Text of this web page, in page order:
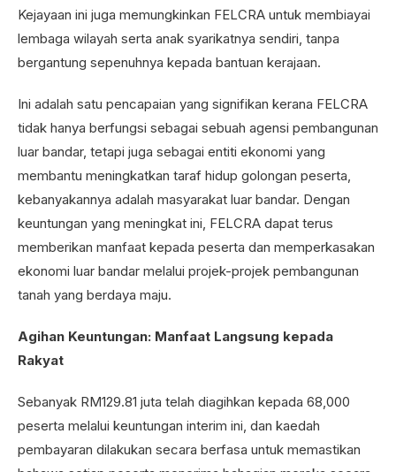
Kejayaan ini juga memungkinkan FELCRA untuk membiayai
lembaga wilayah serta anak syarikatnya sendiri, tanpa
bergantung sepenuhnya kepada bantuan kerajaan.
Ini adalah satu pencapaian yang signifikan kerana FELCRA
tidak hanya berfungsi sebagai sebuah agensi pembangunan
luar bandar, tetapi juga sebagai entiti ekonomi yang
membantu meningkatkan taraf hidup golongan peserta,
kebanyakannya adalah masyarakat luar bandar. Dengan
keuntungan yang meningkat ini, FELCRA dapat terus
memberikan manfaat kepada peserta dan memperkasakan
ekonomi luar bandar melalui projek-projek pembangunan
tanah yang berdaya maju.
Agihan Keuntungan: Manfaat Langsung kepada
Rakyat
Sebanyak RM129.81 juta telah diagihkan kepada 68,000
peserta melalui keuntungan interim ini, dan kaedah
pembayaran dilakukan secara berfasa untuk memastikan